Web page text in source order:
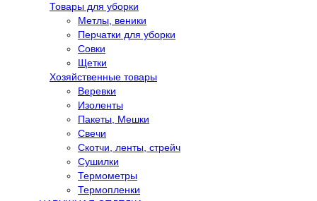
Товары для уборки
Метлы, веники
Перчатки для уборки
Совки
Щетки
Хозяйственные товары
Веревки
Изоленты
Пакеты, Мешки
Свечи
Скотчи, ленты, стрейч
Сушилки
Термометры
Термопленки